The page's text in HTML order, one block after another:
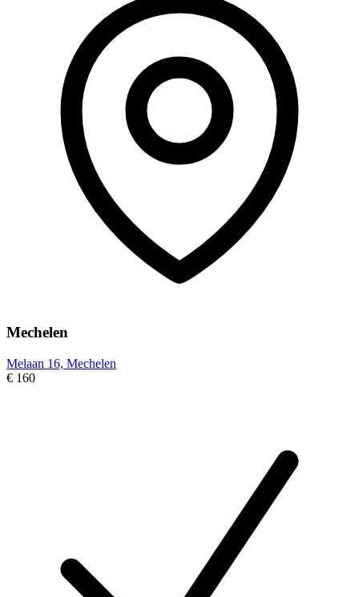
Mechelen
Melaan 16, Mechelen
€ 160